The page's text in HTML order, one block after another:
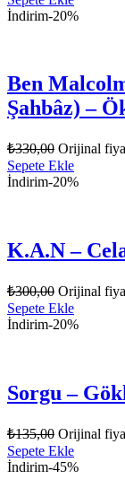
İndirim-20%
Ben
Şahbâz) –
₺330,00 Orijinal
Sepete Ekle
İndirim-20%
K.A.N –
₺300,00 Orijinal
Sepete Ekle
İndirim-20%
Sorgu –
₺135,00 Orijinal
Sepete Ekle
İndirim-45%